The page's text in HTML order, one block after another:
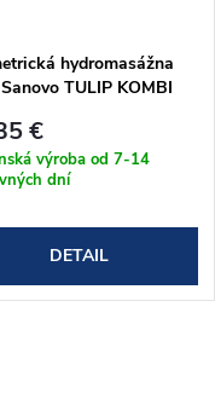
hydromasážna
TULIP KOMBI
€
výroba od 7-14
dní
DETAIL